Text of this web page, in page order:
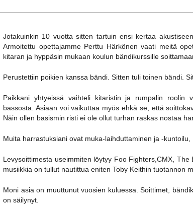
Jotakuinkin 10 vuotta sitten tartuin ensi kertaa
Armoitettu opettajamme Perttu Härkönen vaati meitä
kitaran ja hyppäsin mukaan koulun bändikurssille
Perustettiin poikien kanssa bändi. Sitten tuli toinen bändi.
Paikkani yhtyeissä vaihteli kitaristin ja rumpalin roolin
bassosta. Asiaan voi vaikuttaa myös ehkä se, että
Näin ollen basismin risti ei ole ollut turhan raskas nostaa
Muita harrastuksiani ovat muka-laihduttaminen ja -
Levysoittimesta useimmiten löytyy Foo Fighters,CMX,
musiikkia on tullut nautittua eniten Toby Keithin tuotannon
Moni asia on muuttunut vuosien kuluessa. Soittimet,
on säilynyt.